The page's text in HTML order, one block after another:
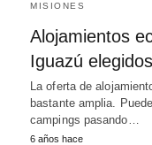
MISIONES
Alojamientos
Iguazú
La oferta de
bastante amplia.
campings pasando…
6 años hace